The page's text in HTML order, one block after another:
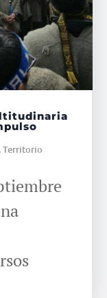
,Territorio